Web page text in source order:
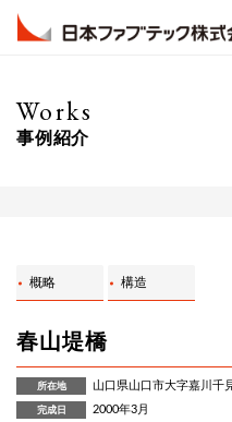
Works
事例紹介
概略 構造
春山堤橋
所在地 山口県山口市大字嘉川千
完成日 2000年3月